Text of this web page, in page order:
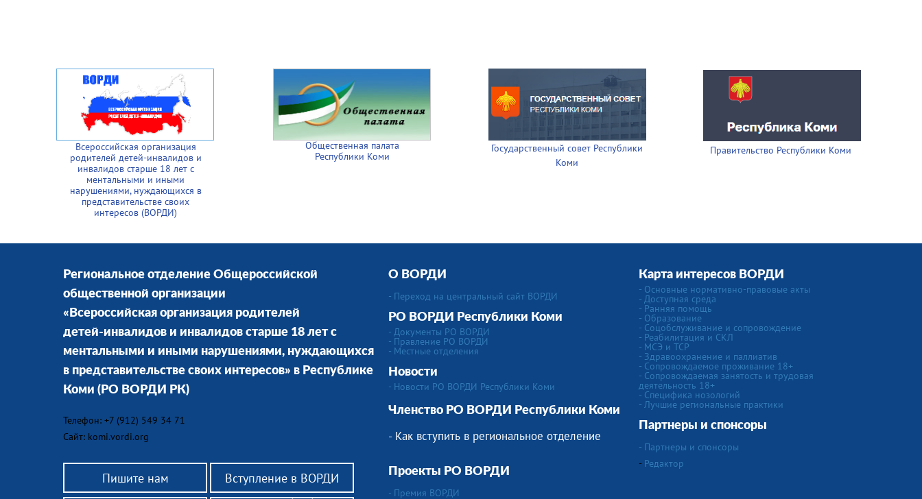
Всероссийская организация
родителей детей-инвалидов и
инвалидов старше 18 лет с
ментальными и иными
нарушениями, нуждающихся в
представительстве своих
интересов (ВОРДИ)
Общественная палата
Республики Коми
Государственный совет Республики
Коми
Правительство Республики Коми
Региональное отделение Общероссийской
общественной организации
«Всероссийская организация родителей
детей-инвалидов и инвалидов старше 18 лет с
ментальными и иными нарушениями, нуждающихся
в представительстве своих интересов» в Республике
Коми (РО ВОРДИ РК)
Телефон: +7 (912) 549 34 71
Сайт: komi.vordi.org
Пишите нам Вступление в ВОРДИ
О ВОРДИ
- Переход на центральный сайт ВОРДИ
РО ВОРДИ Республики Коми
- Документы РО ВОРДИ
- Правление РО ВОРДИ
- Местные отделения
Новости
- Новости РО ВОРДИ Республики Коми
Членство РО ВОРДИ Республики Коми
- Как вступить в региональное отделение
Проекты РО ВОРДИ
- Премия ВОРДИ
Карта интересов ВОРДИ
- Основные нормативно-правовые акты
- Доступная среда
- Ранняя помощь
- Образование
- Соцобслуживание и сопровождение
- Реабилитация и СКЛ
- МСЭ и ТСР
- Здравоохранение и паллиатив
- Сопровождаемое проживание 18+
- Сопровождаемая занятость и трудовая
деятельность 18+
- Специфика нозологий
- Лучшие региональные практики
Партнеры и спонсоры
- Партнеры и спонсоры
- Редактор